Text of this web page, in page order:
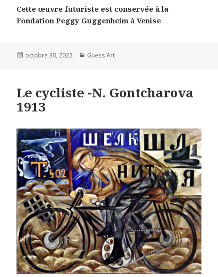
Cette œuvre futuriste est conservée à la
Fondation Peggy Guggenheim à Venise
Posted
octobre 30, 2022 Categories
Guess Art
Le cycliste -N. Gontcharova
1913